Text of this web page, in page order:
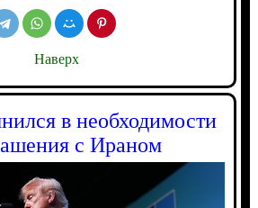
Наверх
в необходимости
с Ираном